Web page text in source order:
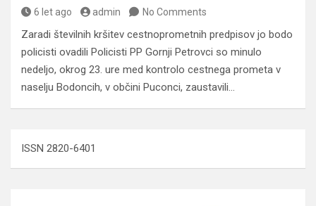
6 let ago admin No Comments
Zaradi številnih kršitev cestnoprometnih predpisov jo bodo
policisti ovadili Policisti PP Gornji Petrovci so minulo
nedeljo, okrog 23. ure med kontrolo cestnega prometa v
naselju Bodoncih, v občini Puconci, zaustavili…
ISSN 2820-6401